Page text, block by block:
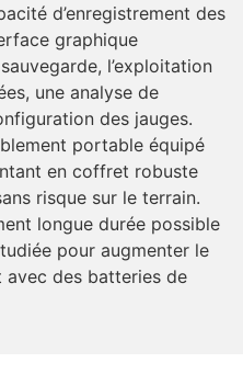
d’enregistrement des
graphique
l’exploitation
une analyse de
des jauges.
portable équipé
en coffret robuste
risque sur le terrain.
longue durée possible
pour augmenter le
des batteries de